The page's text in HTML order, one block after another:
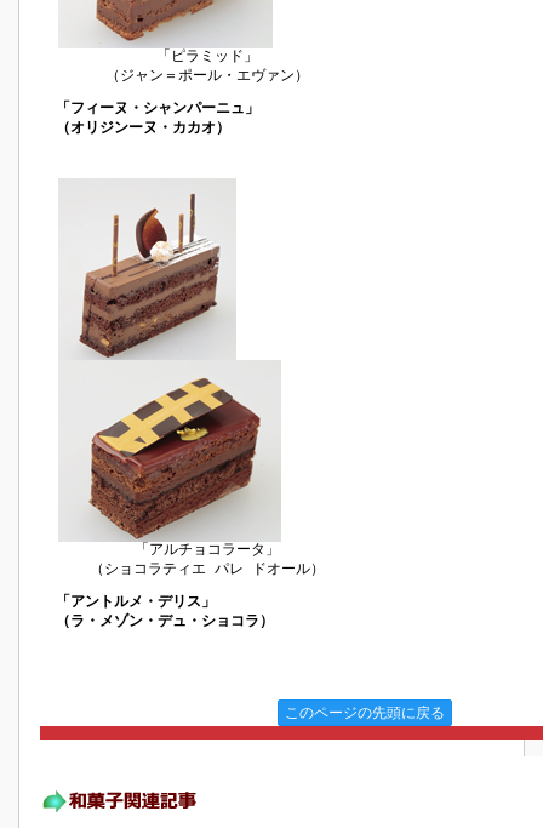
「ピラミッド」
（ジャン＝ポール・エヴァン）
「フィーヌ・シャンパーニュ」
（オリジンーヌ・カカオ）
「アルチョコラータ」
（ショコラティエ パレ ドオール）
「アントルメ・デリス」
（ラ・メゾン・デュ・ショコラ）
このページの先頭に戻る